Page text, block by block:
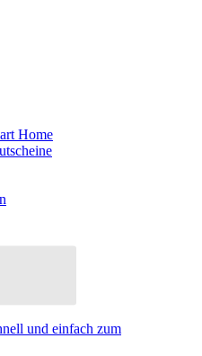
Home
und einfach zum